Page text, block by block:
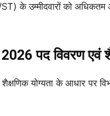
के उम्मीदवारों को अधिकतम
पद विवरण एवं
योग्यता के आधार पर